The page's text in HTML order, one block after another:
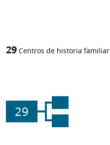
29 Centros de historia familiar
29